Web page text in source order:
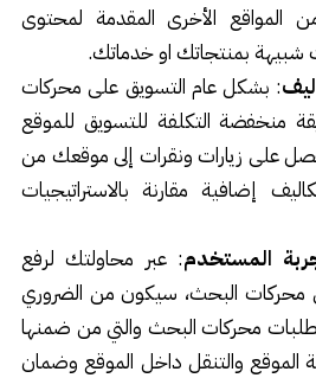
الأخرى المقدمة لمحتوى
بمنتجاتك او خدماتك.
: بشكل عام التسويق على محركات
منخفضة التكلفة للتسويق للموقع
على زيارات ونقرات إلى موقعك من
إضافية مقارنة بالاستراتيجيات
المستخدم: عبر محاولتك لرفع
محركات البحث، سيكون من الضروري
محركات البحث والتي من ضمنها
والتنقل داخل الموقع وضمان